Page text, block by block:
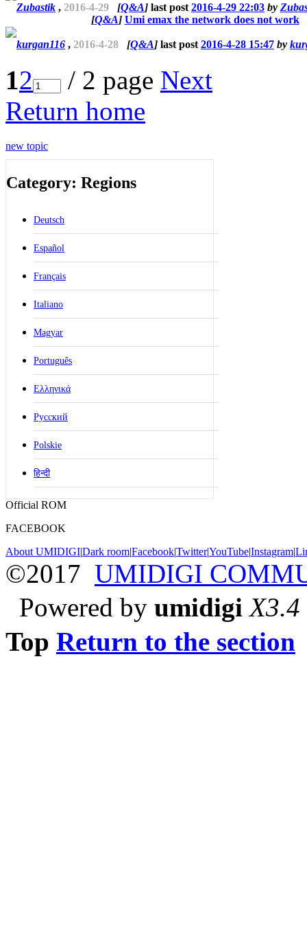
Zubastik , 2016-4-29 [Q&A] last post 2016-4-29 22:03 by
[Q&A] Umi emax the network does not work
kurgan116 , 2016-4-28 [Q&A] last post 2016-4-28 15:47 by
12 / 2 page Next
Return home
new topic
Category: Regions
Deutsch
Español
Français
Italiano
Magyar
Português
Ελληνικά
Русский
Polskie
हिन्दी
Official ROM
FACEBOOK
About UMIDIGI|Dark room|Facebook|Twitter|YouTube|Instagram|
©2017 UMIDIGI
Powered by umidigi X3.4
Top Return to the section